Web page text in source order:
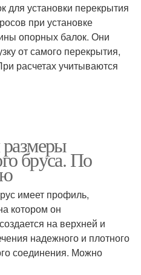
для установки перекрытия
при установке
опорных балок. Они
от самого перекрытия,
расчетах учитываются
бруса. По
имеет профиль,
котором он
на верхней и
надежного и плотного
соединения. Можно